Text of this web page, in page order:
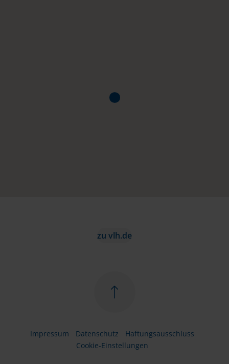
zu vlh.de
Impressum Datenschutz
Haftungsausschluss
Cookie-Einstellungen